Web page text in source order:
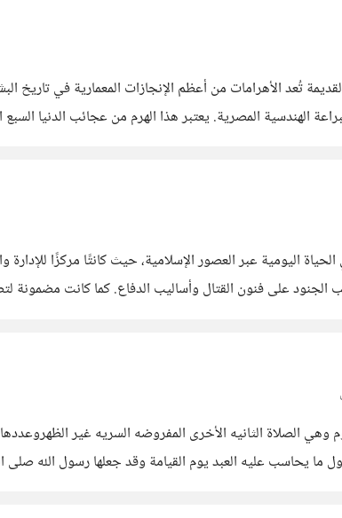
الهندسية المصرية. يعتبر هذا الهرم من عجائب الدنيا
اليومية عبر العصور الإسلامية، حيث كانتًا مركزًا
على فنون القتال وأساليب الدفاع. كما كانت مضمونة
ما يحاسب عليه العبد يوم القيامة وقد جعلها رسول الله صلى